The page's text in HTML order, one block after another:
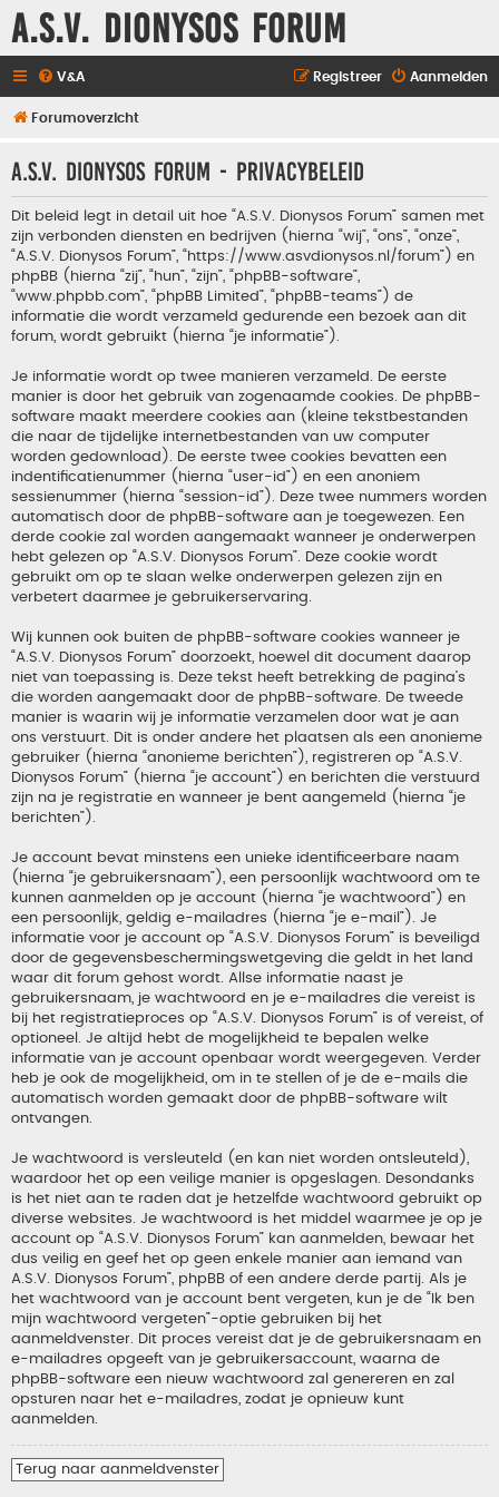
A.S.V. Dionysos Forum
V&A Aanmelden
Registreer
Forumoverzicht
A.S.V. Dionysos Forum - Privacybeleid
Dit beleid legt in detail uit hoe “A.S.V. Dionysos Forum” samen met
zijn verbonden diensten en bedrijven (hierna “wij”, “ons”, “onze”,
“A.S.V. Dionysos Forum”, “https://www.asvdionysos.nl/forum”) en
phpBB (hierna “zij”, “hun”, “zijn”, “phpBB-software”,
“www.phpbb.com”, “phpBB Limited”, “phpBB-teams”) de
informatie die wordt verzameld gedurende een bezoek aan dit
forum, wordt gebruikt (hierna “je informatie”).
Je informatie wordt op twee manieren verzameld. De eerste
manier is door het gebruik van zogenaamde cookies. De phpBB-
software maakt meerdere cookies aan (kleine tekstbestanden
die naar de tijdelijke internetbestanden van uw computer
worden gedownload). De eerste twee cookies bevatten een
indentificatienummer (hierna “user-id”) en een anoniem
sessienummer (hierna “session-id”). Deze twee nummers worden
automatisch door de phpBB-software aan je toegewezen. Een
derde cookie zal worden aangemaakt wanneer je onderwerpen
hebt gelezen op “A.S.V. Dionysos Forum”. Deze cookie wordt
gebruikt om op te slaan welke onderwerpen gelezen zijn en
verbetert daarmee je gebruikerservaring.
Wij kunnen ook buiten de phpBB-software cookies wanneer je
“A.S.V. Dionysos Forum” doorzoekt, hoewel dit document daarop
niet van toepassing is. Deze tekst heeft betrekking de pagina’s
die worden aangemaakt door de phpBB-software. De tweede
manier is waarin wij je informatie verzamelen door wat je aan
ons verstuurt. Dit is onder andere het plaatsen als een anonieme
gebruiker (hierna “anonieme berichten”), registreren op “A.S.V.
Dionysos Forum” (hierna “je account”) en berichten die verstuurd
zijn na je registratie en wanneer je bent aangemeld (hierna “je
berichten”).
Je account bevat minstens een unieke identificeerbare naam
(hierna “je gebruikersnaam”), een persoonlijk wachtwoord om te
kunnen aanmelden op je account (hierna “je wachtwoord”) en
een persoonlijk, geldig e-mailadres (hierna “je e-mail”). Je
informatie voor je account op “A.S.V. Dionysos Forum” is beveiligd
door de gegevensbeschermingswetgeving die geldt in het land
waar dit forum gehost wordt. Allse informatie naast je
gebruikersnaam, je wachtwoord en je e-mailadres die vereist is
bij het registratieproces op “A.S.V. Dionysos Forum” is of vereist, of
optioneel. Je altijd hebt de mogelijkheid te bepalen welke
informatie van je account openbaar wordt weergegeven. Verder
heb je ook de mogelijkheid, om in te stellen of je de e-mails die
automatisch worden gemaakt door de phpBB-software wilt
ontvangen.
Je wachtwoord is versleuteld (en kan niet worden ontsleuteld),
waardoor het op een veilige manier is opgeslagen. Desondanks
is het niet aan te raden dat je hetzelfde wachtwoord gebruikt op
diverse websites. Je wachtwoord is het middel waarmee je op je
account op “A.S.V. Dionysos Forum” kan aanmelden, bewaar het
dus veilig en geef het op geen enkele manier aan iemand van
A.S.V. Dionysos Forum”, phpBB of een andere derde partij. Als je
het wachtwoord van je account bent vergeten, kun je de “Ik ben
mijn wachtwoord vergeten”-optie gebruiken bij het
aanmeldvenster. Dit proces vereist dat je de gebruikersnaam en
e-mailadres opgeeft van je gebruikersaccount, waarna de
phpBB-software een nieuw wachtwoord zal genereren en zal
opsturen naar het e-mailadres, zodat je opnieuw kunt
aanmelden.
Terug naar aanmeldvenster